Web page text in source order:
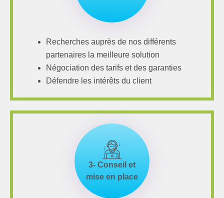
Recherches auprès de nos différents
partenaires la meilleure solution
Négociation des tarifs et des garanties
Défendre les intérêts du client
3- Conseil et
mise en place